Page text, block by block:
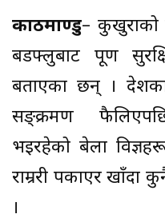
काठमाण्डु– कुखुराको
बर्डफ्लुबाट पूर्ण
बताएका छन् । देशका
सङ्क्रमण
भइरहेको बेला
राम्ररी पकाएर
।